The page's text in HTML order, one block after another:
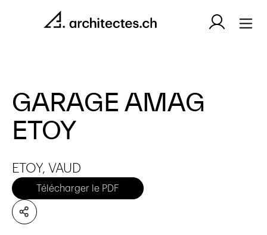
GARAGE AMAG
ETOY
ETOY, VAUD
Télécharger le PDF